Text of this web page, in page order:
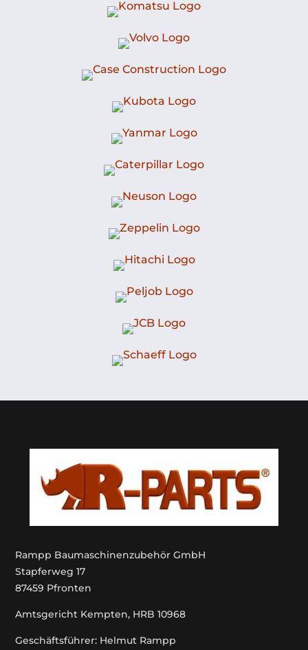
Rampp Baumaschinenzubehör GmbH
Stapferweg 17
87459 Pfronten
Amtsgericht Kempten, HRB 10968
Geschäftsführer: Helmut Rampp